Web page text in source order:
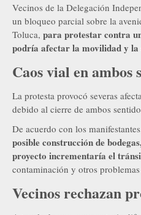
Vecinos de la Delegación
un bloqueo parcial sobre la
Toluca, para protestar contra
podría afectar la movilidad y la
Caos vial en ambos
La protesta provocó severas
debido al cierre de ambos
De acuerdo con los
posible construcción de
proyecto incrementaría el
contaminación y otros
Vecinos rechazan